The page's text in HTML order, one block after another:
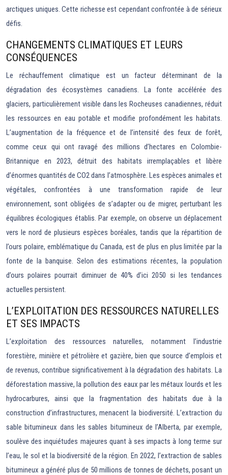
arctiques uniques. Cette richesse est cependant confrontée à de sérieux
défis.
CHANGEMENTS CLIMATIQUES ET LEURS
CONSÉQUENCES
Le réchauffement climatique est un facteur déterminant de la
dégradation des écosystèmes canadiens. La fonte accélérée des
glaciers, particulièrement visible dans les Rocheuses canadiennes, réduit
les ressources en eau potable et modifie profondément les habitats.
L’augmentation de la fréquence et de l’intensité des feux de forêt,
comme ceux qui ont ravagé des millions d’hectares en Colombie-
Britannique en 2023, détruit des habitats irremplaçables et libère
d’énormes quantités de CO2 dans l’atmosphère. Les espèces animales et
végétales, confrontées à une transformation rapide de leur
environnement, sont obligées de s’adapter ou de migrer, perturbant les
équilibres écologiques établis. Par exemple, on observe un déplacement
vers le nord de plusieurs espèces boréales, tandis que la répartition de
l’ours polaire, emblématique du Canada, est de plus en plus limitée par la
fonte de la banquise. Selon des estimations récentes, la population
d’ours polaires pourrait diminuer de 40% d’ici 2050 si les tendances
actuelles persistent.
L’EXPLOITATION DES RESSOURCES NATURELLES
ET SES IMPACTS
L’exploitation des ressources naturelles, notamment l’industrie
forestière, minière et pétrolière et gazière, bien que source d’emplois et
de revenus, contribue significativement à la dégradation des habitats. La
déforestation massive, la pollution des eaux par les métaux lourds et les
hydrocarbures, ainsi que la fragmentation des habitats due à la
construction d’infrastructures, menacent la biodiversité. L’extraction du
sable bitumineux dans les sables bitumineux de l’Alberta, par exemple,
soulève des inquiétudes majeures quant à ses impacts à long terme sur
l’eau, le sol et la biodiversité de la région. En 2022, l’extraction de sables
bitumineux a généré plus de 50 millions de tonnes de déchets, posant un